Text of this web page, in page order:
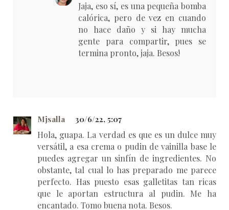
Jaja, eso sí, es una pequeña bomba
calórica, pero de vez en cuando
no hace daño y si hay mucha
gente para compartir, pues se
termina pronto, jaja. Besos!
Mjsalla 30/6/22, 5:07
Hola, guapa. La verdad es que es un dulce muy
versátil, a esa crema o pudin de vainilla base le
puedes agregar un sinfín de ingredientes. No
obstante, tal cual lo has preparado me parece
perfecto. Has puesto esas galletitas tan ricas
que le aportan estructura al pudin. Me ha
encantado. Tomo buena nota. Besos.